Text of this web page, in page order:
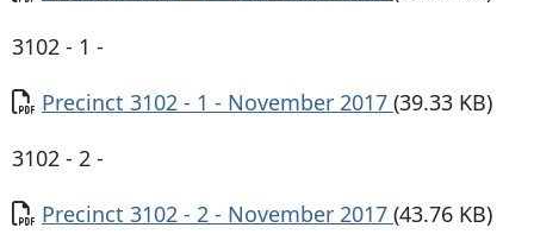
3102 - 1 -
Documento
Precinct 3102 - 1 - November 2017 (39.33 KB)
3102 - 2 -
Documento
Precinct 3102 - 2 - November 2017 (43.76 KB)